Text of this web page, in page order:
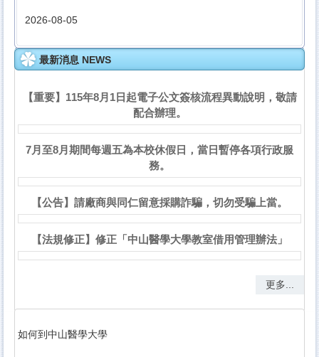
2026-08-05
最新消息 NEWS
【重要】115年8月1日起電子公文簽核流程異動說明，敬請
配合辦理。
7月至8月期間每週五為本校休假日，當日暫停各項行政服
務。
【公告】請廠商與同仁留意採購詐騙，切勿受騙上當。
【法規修正】修正「中山醫學大學教室借用管理辦法」
更多...
如何到中山醫學大學